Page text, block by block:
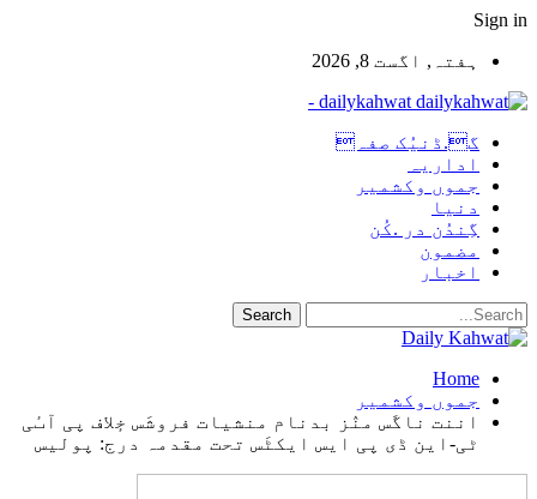
Sign in
ہفتہ, اگست 8, 2026
dailykahwat -
گ.ڈنیُک صفہ
اداریہ
جموں وکشمیر
دنیا
گِندُن در .کُن
مضمون
اخبار
Home
جموں وکشمیر
اننت ناگَس منٛز بدنام منشیات فروشَس خٕلاف پی آٮٔی
ٹی-این ڈی پی ایس ایکٹَس تحت مقدمہ درج: پولیس